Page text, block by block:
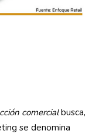
comercialbusca,
se denomina